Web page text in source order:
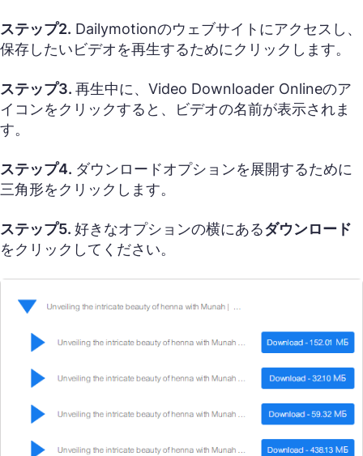
ステップ2. Dailymotionのウェブサイトにアクセスし、
保存したいビデオを再生するためにクリックします。
ステップ3. 再生中に、Video Downloader Onlineのア
イコンをクリックすると、ビデオの名前が表示されま
す。
ステップ4. ダウンロードオプションを展開するために
三角形をクリックします。
ステップ5. 好きなオプションの横にあるダウンロード
をクリックしてください。